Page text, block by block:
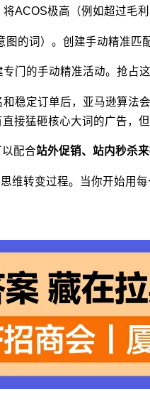
将ACOS极高（例如超过毛
的词）。创建手动精准匹
门的手动精准活动。抢占
稳定订单后，亚马逊算
接猛砸核心大词的广告，
配合站外促销、站内秒杀
维转变过程。当你开始用